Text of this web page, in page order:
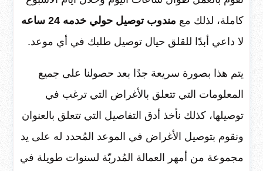
كاملة، لذلك مع مندوب توصيل حولي خدمه 24 ساعه
لا داعي أبدًا للقلق حيال توصيل طلبك في أي موعد.
يتم هذا بصورة سريعة جدًا بعد حصولنا على جميع
المعلومات التي تتعلق بالأغراض التي ترغب في
توصيلها، كذلك نأخذ أدق التفاصيل التي تتعلق بالعنوان
ونقوم بتوصيل الأغراض في الموعد المُحدد له على يد
مجموعة من أمهر العمالة المُدربّة لسنوات طويلة في